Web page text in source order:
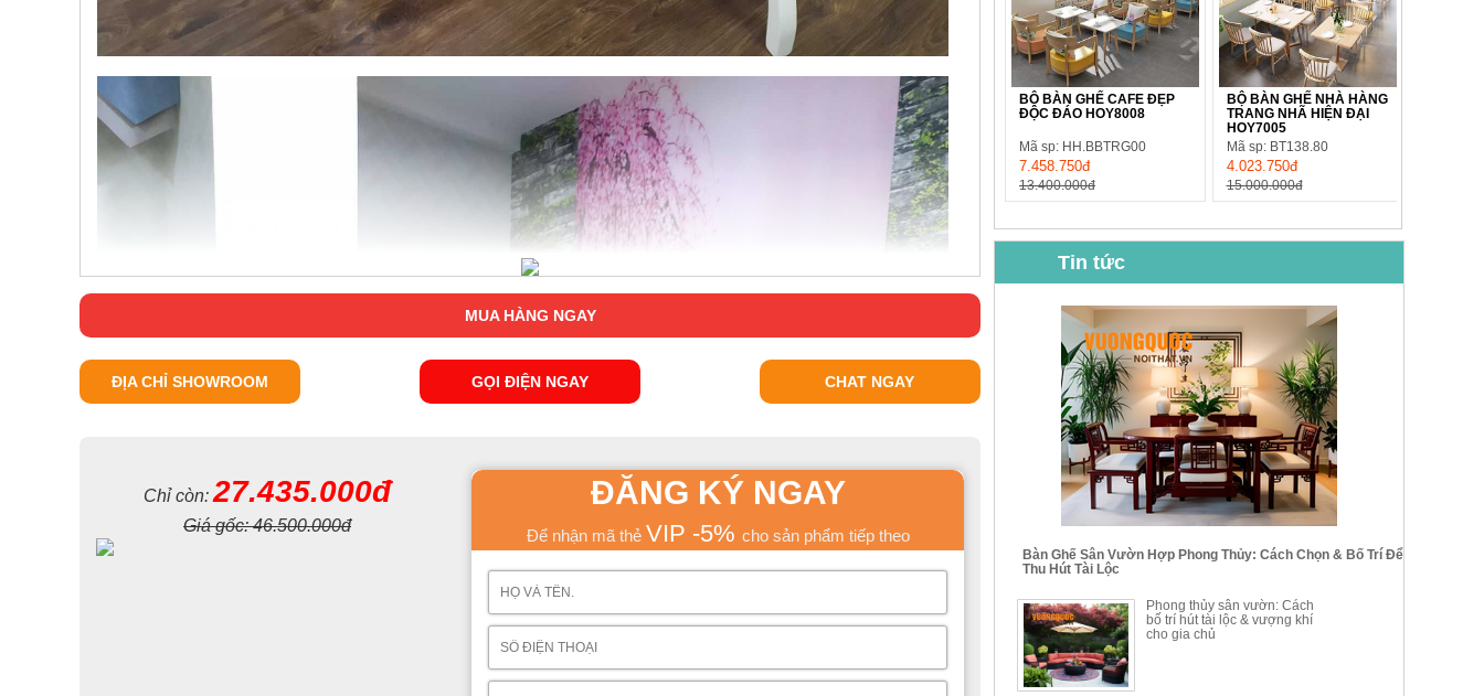
MUA HÀNG NGAY
ĐỊA CHỈ SHOWROOM GỌI ĐIỆN NGAY CHAT NGAY
Chỉ còn:27.435.000đ
Giá gốc:46.500.000đ
ĐĂNG KÝ NGAY
Để nhận mã thẻ VIP -5% cho sản phẩm tiếp theo
BỘ BÀN GHẾ CAFE ĐẸP
ĐỘC ĐÁO HOY8008
Mã sp: HH.BBTRG00
7.458.750đ
13.400.000đ
BỘ BÀN GHẾ NHÀ HÀNG
TRANG NHÃ HIỆN ĐẠI
HOY7005
Mã sp: BT138.80
4.023.750đ
15.000.000đ
BỘ BÀN GHẾ CAFE NHẬP
KHẨU CAO CẤP HOY7006
Mã sp: BT135
14.178.750đ
24.700.000đ
BỘ BÀN TRÀ GỖ TỰ NHIÊN
PHONG CÁCH TRUNG HOA
KIỂU MỚI...
Mã sp: BT138.80
20.250.000đ
39.150.000đ
BỘ BÀN TRÀ GỖ PHONG
CÁCH MỚI KẾT HỢP KHAY
NHÚNG TRÀ YDX
Mã sp: BT150.46
17.617.500đ
34.100.000đ
BỘ BÀN GHẾ CAFE KIỂU
DÁNG ĐƠN GIẢN HIỆN ĐẠI
HOY8010
Tin tức
Bàn Ghế Sân Vườn Hợp Phong Thủy: Cách Chọn & Bố Trí Để
Thu Hút Tài Lộc
Phong thủy sân vườn: Cách
bố trí hút tài lộc & vượng khí
cho gia chủ